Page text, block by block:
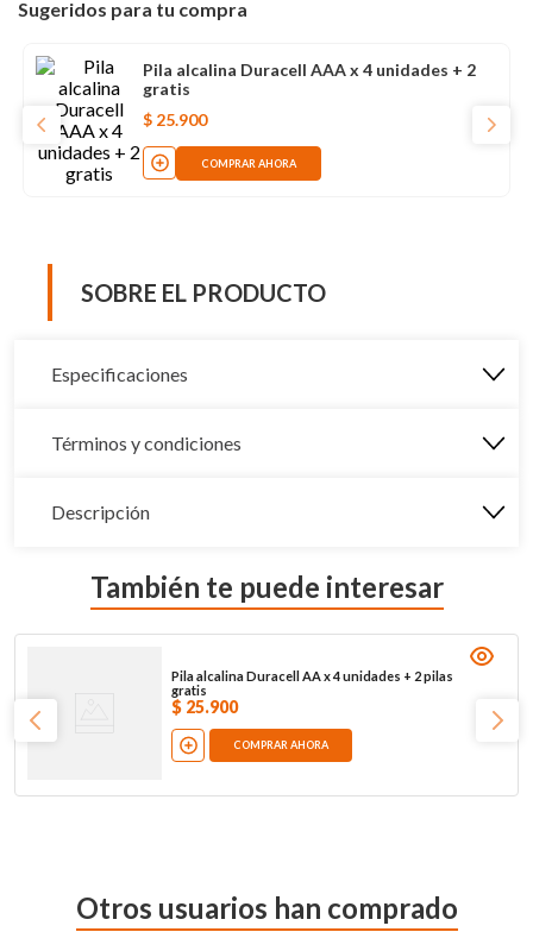
Sugeridos para tu compra
Pila alcalina Duracell AAA x 4 unidades + 2
gratis
$ 25.900
COMPRAR AHORA
SOBRE EL PRODUCTO
Especificaciones
Términos y condiciones
Descripción
También te puede interesar
Pila alcalina Duracell AA x 4 unidades + 2 pilas
gratis
$ 25.900
COMPRAR AHORA
Otros usuarios han comprado